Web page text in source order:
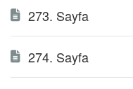
273. Sayfa
274. Sayfa